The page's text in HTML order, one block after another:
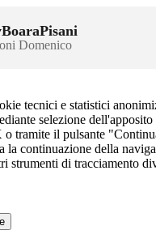
Domenico
tecnici e statistici
selezione
tramite il pulsante
la continuazione della
strumenti di tracciamento